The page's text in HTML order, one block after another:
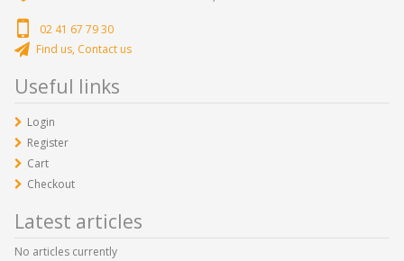
02 41 67 79 30
Find us, Contact us
Useful links
Login
Register
Cart
Checkout
Latest articles
No articles currently